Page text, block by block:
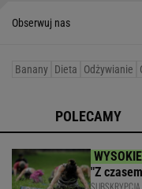
Obserwuj nas
Banany Dieta Odżywianie
POLECAMY
"Z